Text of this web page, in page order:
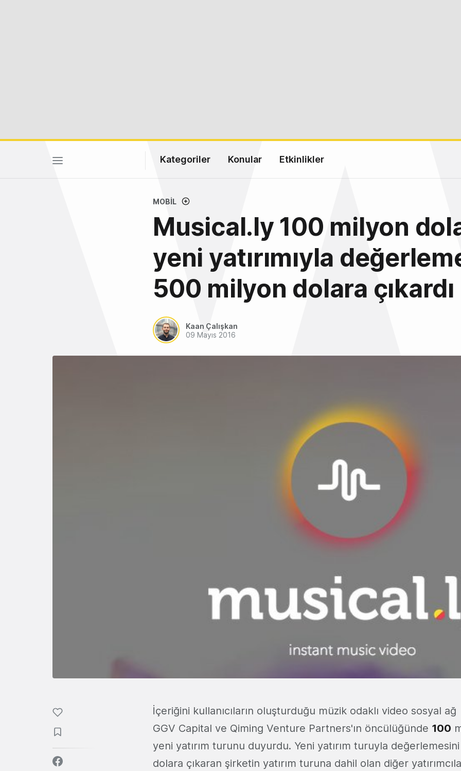
Kategoriler Konular Etkinlikler
MOBIL
Musical.ly 100 milyon
yeni yatırımıyla
500 milyon dolara çıkardı
Kaan Çalışkan
09 Mayıs 2016
İçeriğini kullanıcıların oluşturduğu müzik odaklı video sosyal
GGV Capital ve Qiming Venture Partners'ın öncülüğünde 100
yeni yatırım turunu duyurdu. Yeni yatırım turuyla
dolara çıkaran şirketin yatırım turuna dahil olan diğer